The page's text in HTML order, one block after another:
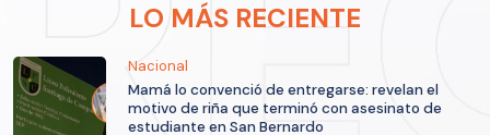
LO MÁS RECIENTE
Nacional
Mamá lo convenció de entregarse: revelan el
motivo de riña que terminó con asesinato de
estudiante en San Bernardo